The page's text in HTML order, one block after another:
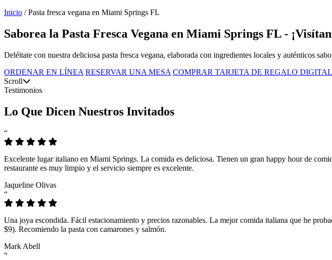
Inicio / Pasta fresca vegana en Miami Springs FL
Saborea la Pasta Fresca Vegana en Miami Springs FL -
Deléitate con nuestra deliciosa pasta fresca vegana, elaborada con ingredientes locales y auténticos
ORDENAR EN LÍNEA RESERVAR UNA MESA COMPRAR TARJETA DE REGALO DIGITAL
Scroll
Testimonios
Lo Que Dicen Nuestros Invitados
“
Excelente lugar italiano en Miami Springs. La comida es deliciosa. Tienen un gran happy hour de
restaurante es muy limpio y el servicio siempre es excelente.
Jaqueline Olivas
“
Una joya escondida. Fácil estacionamiento y precios razonables. La mejor comida italiana que he
$9). Recomiendo la pasta con camarones y salmón.
Mark Abell
“